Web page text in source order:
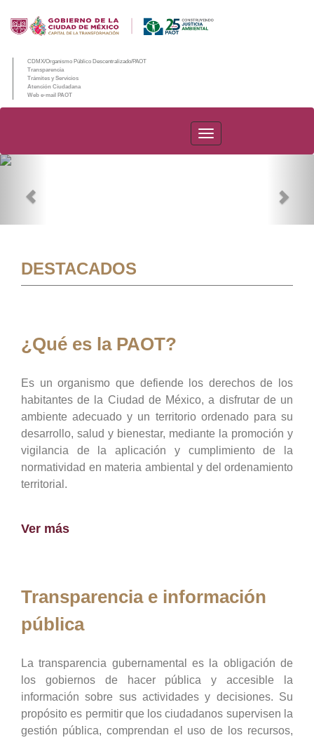
CDMX/Organismo Público Descentralizado/PAOT
Transparencia
Trámites y Servicios
Atención Ciudadana
Web e-mail PAOT
PAOT
DESTACADOS
¿Qué es la PAOT?
Es un organismo que defiende los derechos de los
habitantes de la Ciudad de México, a disfrutar de un
ambiente adecuado y un territorio ordenado para su
desarrollo, salud y bienestar, mediante la promoción y
vigilancia de la aplicación y cumplimiento de la
normatividad en materia ambiental y del ordenamiento
territorial.
Ver más
Transparencia e información
pública
La transparencia gubernamental es la obligación de
los gobiernos de hacer pública y accesible la
información sobre sus actividades y decisiones. Su
propósito es permitir que los ciudadanos supervisen la
gestión pública, comprendan el uso de los recursos,